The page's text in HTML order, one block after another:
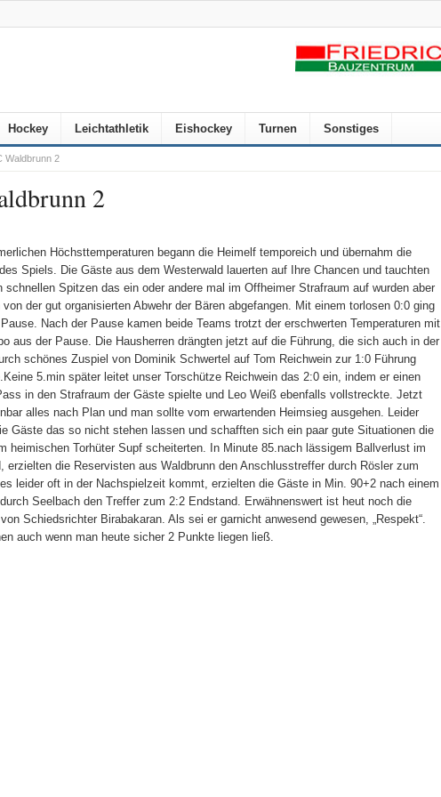
Hockey Leichtathletik Eishockey Turnen Sonstiges
Waldbrunn 2
2
Höchsttemperaturen begann die Heimelf temporeich und übernahm die
Spiels. Die Gäste aus dem Westerwald lauerten auf Ihre Chancen und tauchten
schnellen Spitzen das ein oder andere mal im Offheimer Strafraum auf wurden aber
von der gut organisierten Abwehr der Bären abgefangen. Mit einem torlosen 0:0 ging
Nach der Pause kamen beide Teams trotzt der erschwerten Temperaturen mit
aus der Pause. Die Hausherren drängten jetzt auf die Führung, die sich auch in der
schönes Zuspiel von Dominik Schwertel auf Tom Reichwein zur 1:0 Führung
5.min später leitet unser Torschütze Reichwein das 2:0 ein, indem er einen
in den Strafraum der Gäste spielte und Leo Weiß ebenfalls vollstreckte. Jetzt
alles nach Plan und man sollte vom erwartenden Heimsieg ausgehen. Leider
Gäste das so nicht stehen lassen und schafften sich ein paar gute Situationen die
heimischen Torhüter Supf scheiterten. In Minute 85.nach lässigem Ballverlust im
erzielten die Reservisten aus Waldbrunn den Anschlusstreffer durch Rösler zum
leider oft in der Nachspielzeit kommt, erzielten die Gäste in Min. 90+2 nach einem
Seelbach den Treffer zum 2:2 Endstand. Erwähnenswert ist heut noch die
Schiedsrichter Birabakaran. Als sei er garnicht anwesend gewesen, „Respekt“.
auch wenn man heute sicher 2 Punkte liegen ließ.